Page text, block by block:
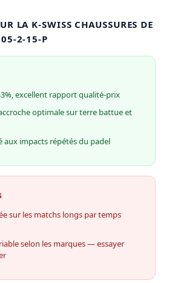
LA K-SWISS CHAUSSURES DE
2-15-P
excellent rapport qualité-prix
optimale sur terre battue et
aux impacts répétés du padel
sur les matchs longs par temps
selon les marques — essayer